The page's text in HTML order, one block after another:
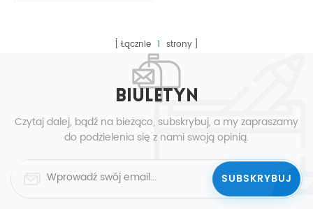
Łącznie 1 strony
BIULETYN
Czytaj dalej, bądź na bieżąco, subskrybuj, a my zapraszamy
do podzielenia się z nami swoją opinią.